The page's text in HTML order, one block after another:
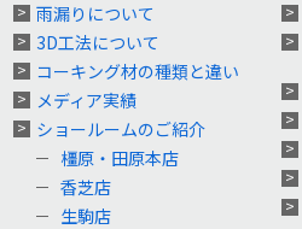
雨漏りについて
3D工法について
コーキング材の種類と違い
メディア実績
ショールームのご紹介
橿原・田原本店
香芝店
生駒店